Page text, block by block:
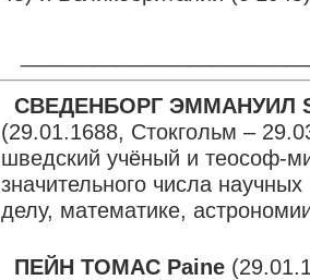
СВЕДЕНБОРГ ЭММАНУИЛ
(29.01.1688, Стокгольм –
шведский учёный и теософ-
значительного числа
делу, математике,
ПЕЙН ТОМАС Paine